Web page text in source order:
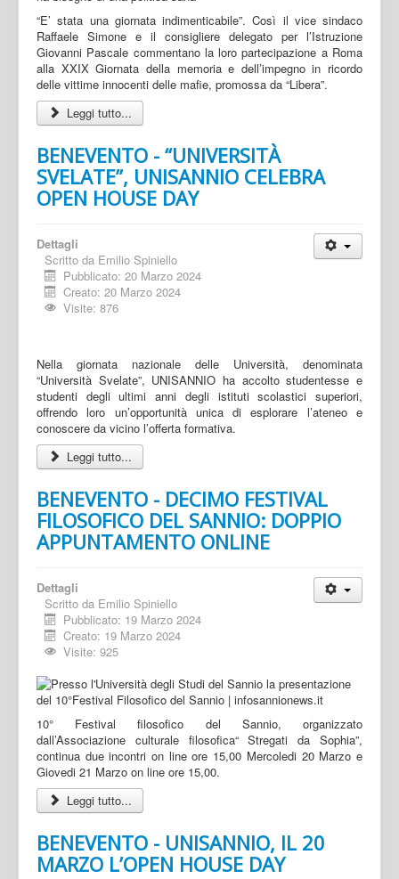
“E’ stata una giornata indimenticabile”. Così il vice sindaco
Raffaele Simone e il consigliere delegato per l’Istruzione
Giovanni Pascale commentano la loro partecipazione a Roma
alla XXIX Giornata della memoria e dell’impegno in ricordo
delle vittime innocenti delle mafie, promossa da “Libera”.
Leggi tutto...
BENEVENTO - “UNIVERSITÀ
SVELATE”, UNISANNIO CELEBRA
OPEN HOUSE DAY
Dettagli
Scritto da Emilio Spiniello
Pubblicato: 20 Marzo 2024
Creato: 20 Marzo 2024
Visite: 876
Nella giornata nazionale delle Università, denominata
“Università Svelate”, UNISANNIO ha accolto studentesse e
studenti degli ultimi anni degli istituti scolastici superiori,
offrendo loro un’opportunità unica di esplorare l’ateneo e
conoscere da vicino l’offerta formativa.
Leggi tutto...
BENEVENTO - DECIMO FESTIVAL
FILOSOFICO DEL SANNIO: DOPPIO
APPUNTAMENTO ONLINE
Dettagli
Scritto da Emilio Spiniello
Pubblicato: 19 Marzo 2024
Creato: 19 Marzo 2024
Visite: 925
10° Festival filosofico del Sannio, organizzato
dall’Associazione culturale filosofica“ Stregati da Sophia”,
continua due incontri on line ore 15,00 Mercoledi 20 Marzo e
Giovedi 21 Marzo on line ore 15,00.
Leggi tutto...
BENEVENTO - UNISANNIO, IL 20
MARZO L’OPEN HOUSE DAY